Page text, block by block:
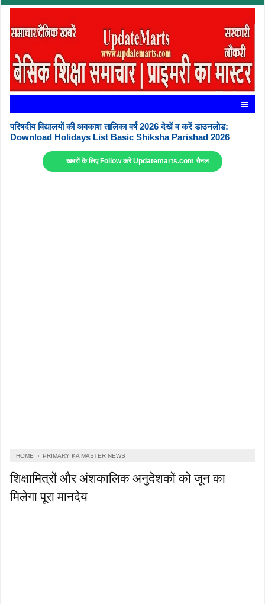
परिषदीय विद्यालयों की अवकाश तालिका वर्ष 2026 देखें व करें डाउनलोड:
Download Holidays List Basic Shiksha Parishad 2026
खबरों के लिए Follow करें Updatemarts.com चैनल
HOME › PRIMARY KA MASTER NEWS
शिक्षामित्रों और अंशकालिक अनुदेशकों को जून का
मिलेगा पूरा मानदेय